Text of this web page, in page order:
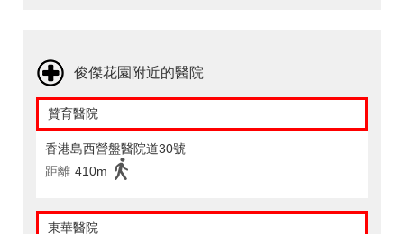
俊傑花園附近的醫院
贊育醫院
香港島西營盤醫院道30號
距離 410m
東華醫院